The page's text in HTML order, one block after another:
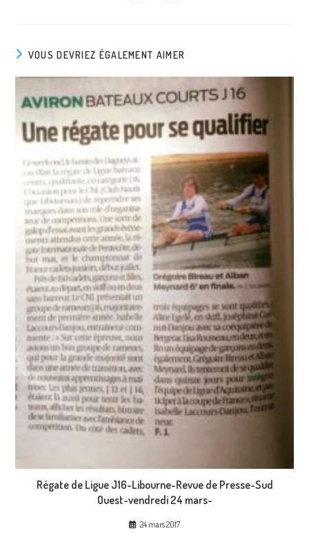
VOUS DEVRIEZ ÉGALEMENT AIMER
Régate de Ligue J16-Libourne-Revue de Presse-Sud
Ouest-vendredi 24 mars-
24 mars 2017